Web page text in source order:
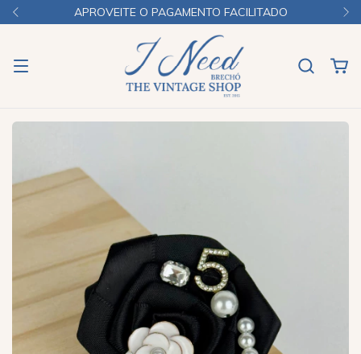
APROVEITE O PAGAMENTO FACILITADO